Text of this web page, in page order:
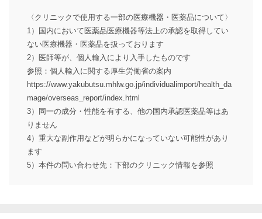
〈クリニックで使用する一部の医療機器・医薬品について〉
1）国内において医薬品医療機器等法上の承認を取得してい
ない医療機器・医薬品を扱っております
2）医師等が、個人輸入により入手したものです
参照：個人輸入に関する厚生労働省の案内
https://www.yakubutsu.mhlw.go.jp/individualimport/health_da
mage/overseas_report/index.html
3）同一の成分・性能を有する、他の国内承認医薬品等はあ
りません
4）重大な副作用などが明らかになっていない可能性があり
ます
5）本件の問い合わせ先：下部のクリニック情報を参照